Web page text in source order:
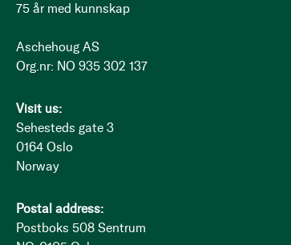
75 år med kunnskap
Aschehoug AS
Org.nr: NO 935 302 137
Visit us:
Sehesteds gate 3
0164 Oslo
Norway
Postal address:
Postboks 508 Sentrum